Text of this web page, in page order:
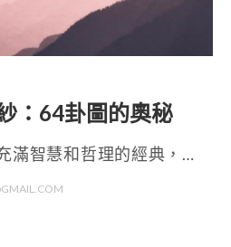
：64卦圖的奧秘
滿智慧和哲理的經典，…